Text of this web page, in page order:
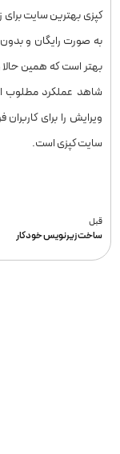
کپزی بهترین سایت
به صورت رایگان و
بهتر است که همین حالا
شاهد عملکرد مطلوب
ویرایش را برای
سایت کپزی است.
قبل
ساخت زیرنویس خودکار